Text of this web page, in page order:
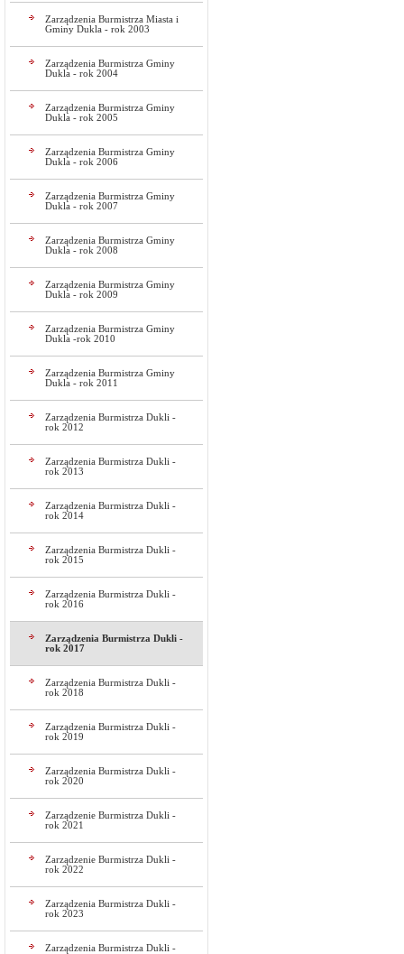
Zarządzenia Burmistrza Miasta i
Gminy Dukla - rok 2003
Zarządzenia Burmistrza Gminy
Dukla - rok 2004
Zarządzenia Burmistrza Gminy
Dukla - rok 2005
Zarządzenia Burmistrza Gminy
Dukla - rok 2006
Zarządzenia Burmistrza Gminy
Dukla - rok 2007
Zarządzenia Burmistrza Gminy
Dukla - rok 2008
Zarządzenia Burmistrza Gminy
Dukla - rok 2009
Zarządzenia Burmistrza Gminy
Dukla -rok 2010
Zarządzenia Burmistrza Gminy
Dukla - rok 2011
Zarządzenia Burmistrza Dukli -
rok 2012
Zarządzenia Burmistrza Dukli -
rok 2013
Zarządzenia Burmistrza Dukli -
rok 2014
Zarządzenia Burmistrza Dukli -
rok 2015
Zarządzenia Burmistrza Dukli -
rok 2016
Zarządzenia Burmistrza Dukli -
rok 2017
Zarządzenia Burmistrza Dukli -
rok 2018
Zarządzenia Burmistrza Dukli -
rok 2019
Zarządzenia Burmistrza Dukli -
rok 2020
Zarządzenie Burmistrza Dukli -
rok 2021
Zarządzenie Burmistrza Dukli -
rok 2022
Zarządzenia Burmistrza Dukli -
rok 2023
Zarządzenia Burmistrza Dukli -